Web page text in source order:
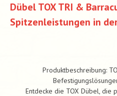
Dübel TOX TRI &
Spitzenleistungen in
Produktbeschreibung:
Entdecke die TOX Dübel, die